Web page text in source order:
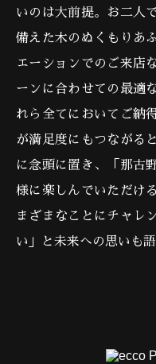
いのは大前提。お二人
備えた木のぬくもりあ
エーションでのご来店
ーンに合わせての最適
れら全てにおいてご納
が満足度にもつながる
に念頭に置き、「那古
様に楽しんでいただけ
まざまなことにチャレ
い」と未来への思いも語